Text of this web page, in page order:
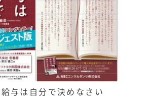
与は自分で決めなさい